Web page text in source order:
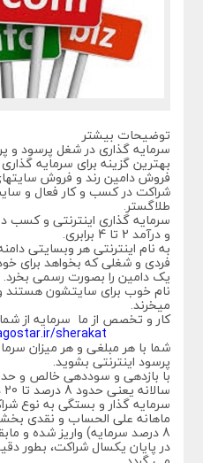
توضیحات بیشتر
سرمایه گذاری در شغل پرسود و
بهترین گزینه برای سرمایه
فروش دامین رند و فروش
شراکت در کسب و کار فعال و
طلاگستر.
سرمایه گذاری اینترنتی و کسب
و درآمد 2 تا 4 برابری.
به نام اینترنتی هر وبسایتی
فردی و شغلی که بخواهد برای
یک دامین را بصورت رسمی بخرد. و
نام خوب برای سایتشون هستند
میخرند.
کار و تخصص از ما سرمایه از شما
sherakat
شما با هر مبلغی و هر میزان
پرسود اینترنتی بشوید.
سرمایه گذار و بستگی به نوع
ماهانه علی الحساب و نقدی
8 درصد سرمایه) واریز شده و
در پایان یکسال شراکت، بطور